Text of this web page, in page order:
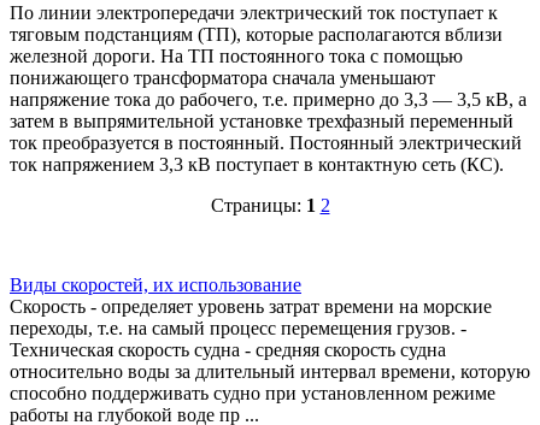
По линии электропередачи электрический ток поступает к
тяговым подстанциям (ТП), которые располагаются вблизи
железной дороги. На ТП постоянного тока с помощью
понижающего трансформатора сначала уменьшают
напряжение тока до рабочего, т.е. примерно до 3,3 — 3,5 кВ, а
затем в выпрямительной установке трехфазный переменный
ток преобразуется в постоянный. Постоянный электрический
ток напряжением 3,3 кВ поступает в контактную сеть (КС).
Страницы: 1 2
Виды скоростей, их использование
Скорость - определяет уровень затрат времени на морские
переходы, т.е. на самый процесс перемещения грузов. -
Техническая скорость судна - средняя скорость судна
относительно воды за длительный интервал времени, которую
способно поддерживать судно при установленном режиме
работы на глубокой воде пр ...